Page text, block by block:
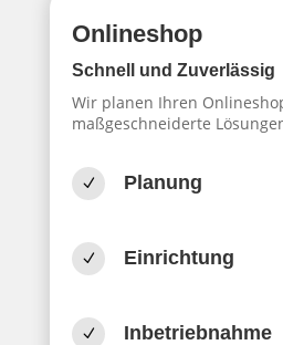
Onlineshop
Schnell und Zuverlässig
Wir planen Ihren
maßgeschneiderte
N Planung
N Einrichtung
N Inbetriebnahme